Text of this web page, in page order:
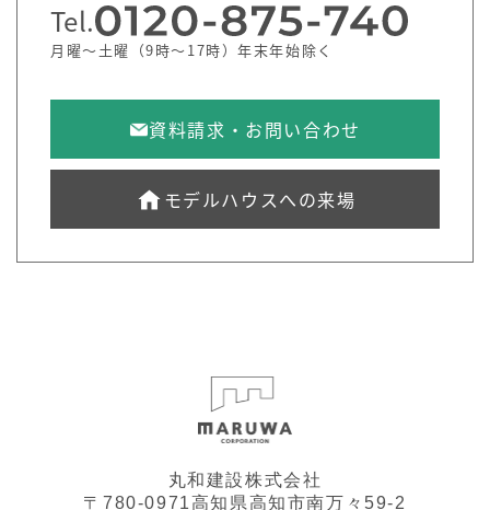
Tel.
月曜～土曜（9時～17時）年末年始除く
資料請求・お問い合わせ
モデルハウスへの来場
丸和建設株式会社
〒780-0971高知県高知市南万々59-2